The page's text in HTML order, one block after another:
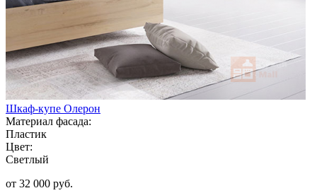
Шкаф-купе Олерон
Материал фасада:
Пластик
Цвет:
Светлый
от 32 000 руб.